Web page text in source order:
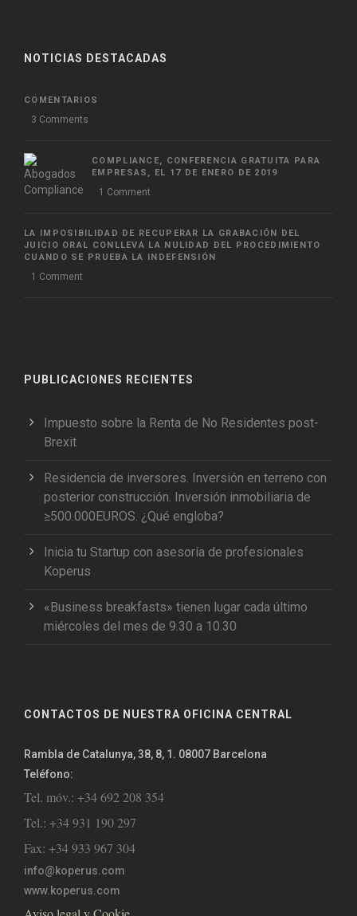
NOTICIAS DESTACADAS
COMENTARIOS
3 Comments
COMPLIANCE, CONFERENCIA GRATUITA PARA
EMPRESAS, EL 17 DE ENERO DE 2019
1 Comment
LA IMPOSIBILIDAD DE RECUPERAR LA GRABACIÓN DEL
JUICIO ORAL CONLLEVA LA NULIDAD DEL PROCEDIMIENTO
CUANDO SE PRUEBA LA INDEFENSIÓN
1 Comment
PUBLICACIONES RECIENTES
Impuesto sobre la Renta de No Residentes post-
Brexit
Residencia de inversores. Inversión en terreno con
posterior construcción. Inversión inmobiliaria de
≥500.000EUROS. ¿Qué engloba?
Inicia tu Startup con asesoría de profesionales
Koperus
«Business breakfasts» tienen lugar cada último
miércoles del mes de 9.30 a 10.30
CONTACTOS DE NUESTRA OFICINA CENTRAL
Rambla de Catalunya, 38, 8, 1. 08007 Barcelona
Teléfono:
Tel. móv.: +34 692 208 354
Tel.: +34 931 190 297
Fax: +34 933 967 304
info@koperus.com
www.koperus.com